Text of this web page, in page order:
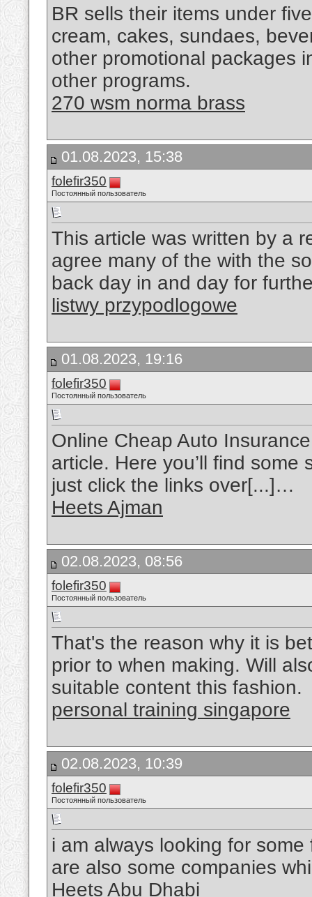
BR sells their items under
cream, cakes, sundaes,
other promotional packages
other programs.
270 wsm norma brass
01.08.2023, 15:38
folefir350
Постоянный пользователь
This article was written by a
agree many of the with the
back day in and day for
listwy przypodlogowe
01.08.2023, 19:16
folefir350
Постоянный пользователь
Online Cheap Auto
article. Here you’ll find some
just click the links over[...]…
Heets Ajman
02.08.2023, 08:56
folefir350
Постоянный пользователь
That's the reason why it is
prior to when making. Will
suitable content this fashion.
personal training singapore
02.08.2023, 10:39
folefir350
Постоянный пользователь
i am always looking for
are also some companies
Heets Abu Dhabi